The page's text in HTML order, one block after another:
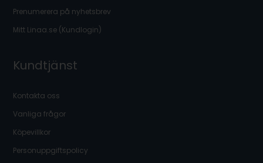
Prenumerera på nyhetsbrev
Mitt Linaa.se (Kundlogin)
Kundtjänst
Kontakta oss
Vanliga frågor
Köpevillkor
Personuppgiftspolicy